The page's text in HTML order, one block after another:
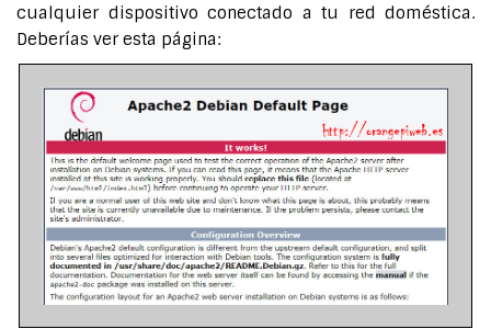
cualquier dispositivo conectado a tu red doméstica.
Deberías ver esta página: